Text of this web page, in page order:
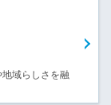
域らしさを融